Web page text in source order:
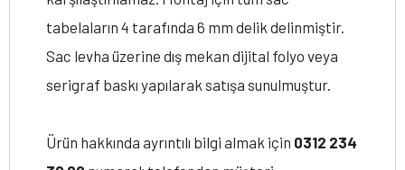
tabelaların 4 tarafında 6 mm delik delinmiştir.
Sac levha üzerine dış mekan dijital folyo veya
serigraf baskı yapılarak satışa sunulmuştur.
Ürün hakkında ayrıntılı bilgi almak için 0312 234